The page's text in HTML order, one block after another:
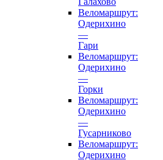
Веломаршрут:
Одерихино
—
Гари
Веломаршрут:
Одерихино
—
Горки
Веломаршрут:
Одерихино
—
Гусарниково
Веломаршрут:
Одерихино